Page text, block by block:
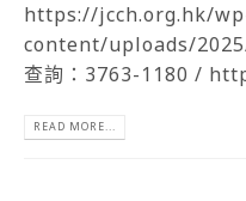
https://jcch.org.hk/
content/uploads/2025/
查詢：3763-1180 /
READ MORE...